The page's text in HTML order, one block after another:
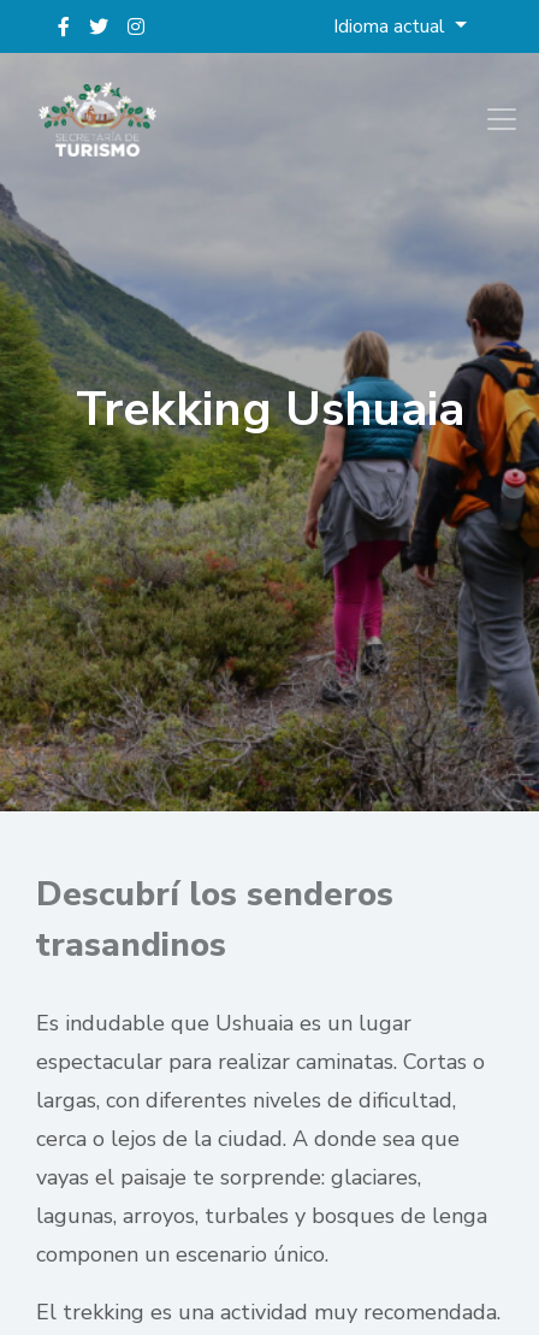
Idioma actual
Trekking Ushuaia
Descubrí los senderos
trasandinos
Es indudable que Ushuaia es un lugar
espectacular para realizar caminatas. Cortas o
largas, con diferentes niveles de dificultad,
cerca o lejos de la ciudad. A donde sea que
vayas el paisaje te sorprende: glaciares,
lagunas, arroyos, turbales y bosques de lenga
componen un escenario único.
El trekking es una actividad muy recomendada.